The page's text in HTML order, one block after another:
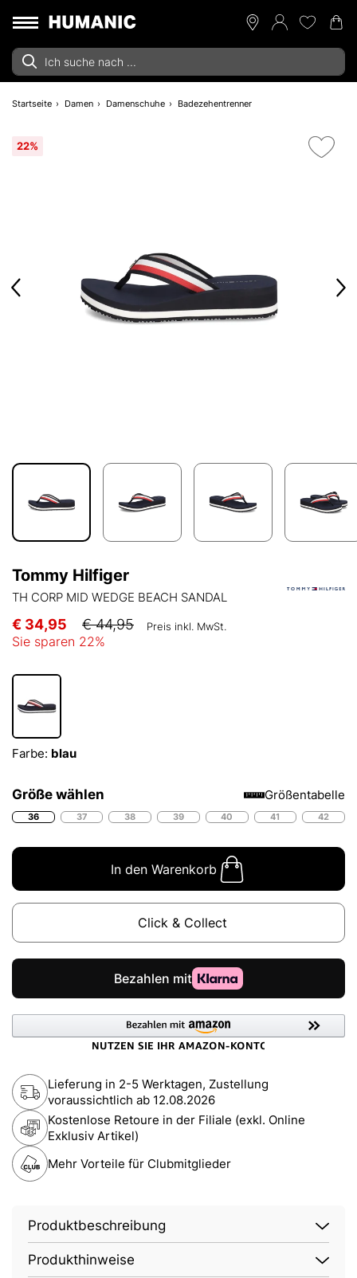
Startseite Damen Damenschuhe Badezehentrenner
22%
Tommy Hilfiger
TH CORP MID WEDGE BEACH SANDAL
€ 34,95 € 44,95 Preis inkl. MwSt.
Sie sparen 22%
Farbe: blau
Größe wählen Größentabelle
36 37 38 39 40 41 42
In den Warenkorb
Click & Collect
Lieferung in 2-5 Werktagen, Zustellung
voraussichtlich ab 12.08.2026
Kostenlose Retoure in der Filiale (exkl. Online
Exklusiv Artikel)
Mehr Vorteile für Clubmitglieder
Produktbeschreibung
Produkthinweise